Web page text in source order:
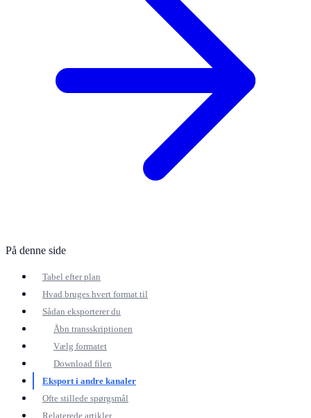
På denne side
Tabel efter plan
Hvad bruges hvert format til
Sådan eksporterer du
Åbn transskriptionen
Vælg formatet
Download filen
Eksport i andre kanaler
Ofte stillede spørgsmål
Relaterede artikler